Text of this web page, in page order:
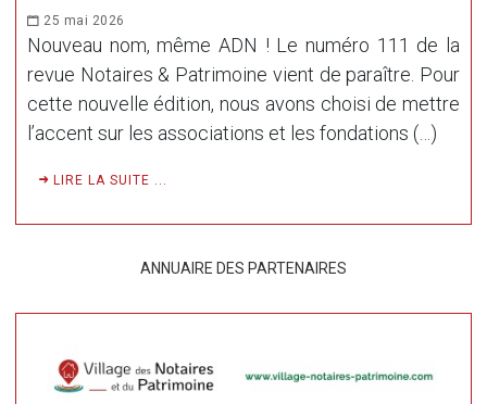
25 mai 2026
Nouveau nom, même ADN ! Le numéro 111 de la
revue Notaires & Patrimoine vient de paraître. Pour
cette nouvelle édition, nous avons choisi de mettre
l’accent sur les associations et les fondations (…)
LIRE LA SUITE ...
ANNUAIRE DES PARTENAIRES